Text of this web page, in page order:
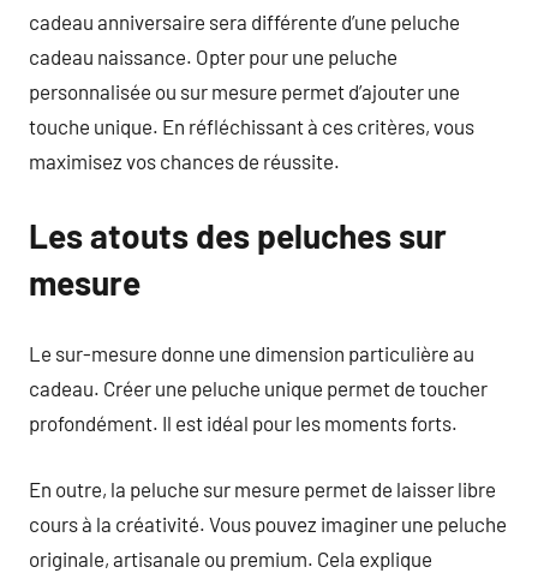
cadeau anniversaire sera différente d’une peluche
cadeau naissance. Opter pour une peluche
personnalisée ou sur mesure permet d’ajouter une
touche unique. En réfléchissant à ces critères, vous
maximisez vos chances de réussite.
Les atouts des peluches sur
mesure
Le sur-mesure donne une dimension particulière au
cadeau. Créer une peluche unique permet de toucher
profondément. Il est idéal pour les moments forts.
En outre, la peluche sur mesure permet de laisser libre
cours à la créativité. Vous pouvez imaginer une peluche
originale, artisanale ou premium. Cela explique